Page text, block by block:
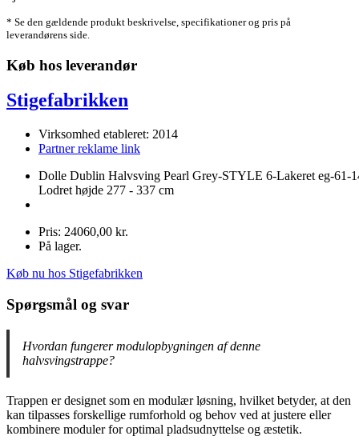
* Se den gældende produkt beskrivelse, specifikationer og pris på
leverandørens side.
Køb hos leverandør
Stigefabrikken
Virksomhed etableret: 2014
Partner reklame link
Dolle Dublin Halvsving Pearl Grey-STYLE 6-Lakeret eg-61-
Lodret højde 277 - 337 cm
Pris: 24060,00 kr.
På lager.
Køb nu hos Stigefabrikken
Spørgsmål og svar
Hvordan fungerer modulopbygningen af denne
halvsvingstrappe?
Trappen er designet som en modulær løsning, hvilket betyder, at den
kan tilpasses forskellige rumforhold og behov ved at justere eller
kombinere moduler for optimal pladsudnyttelse og æstetik.